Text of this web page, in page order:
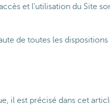
et l'utilisation du Site
de toutes les
il est précisé dans cet